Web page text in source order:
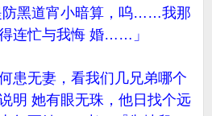
防黑道宵小暗算，呜……我那
连忙与我悔 婚……」
患无妻，看我们几兄弟哪个
明 她有眼无珠，他日找个远